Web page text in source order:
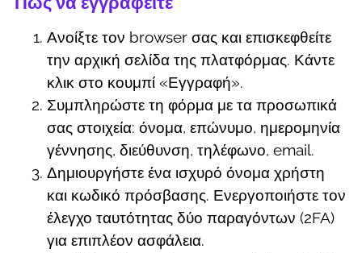
Ανοίξτε τον browser σας και επισκεφθείτε
την αρχική σελίδα της πλατφόρμας. Κάντε
κλικ στο κουμπί «Εγγραφή».
Συμπληρώστε τη φόρμα με τα προσωπικά
σας στοιχεία: όνομα, επώνυμο, ημερομηνία
γέννησης, διεύθυνση, τηλέφωνο, email.
Δημιουργήστε ένα ισχυρό όνομα χρήστη
και κωδικό πρόσβασης. Ενεργοποιήστε τον
έλεγχο ταυτότητας δύο παραγόντων (2FA)
για επιπλέον ασφάλεια.